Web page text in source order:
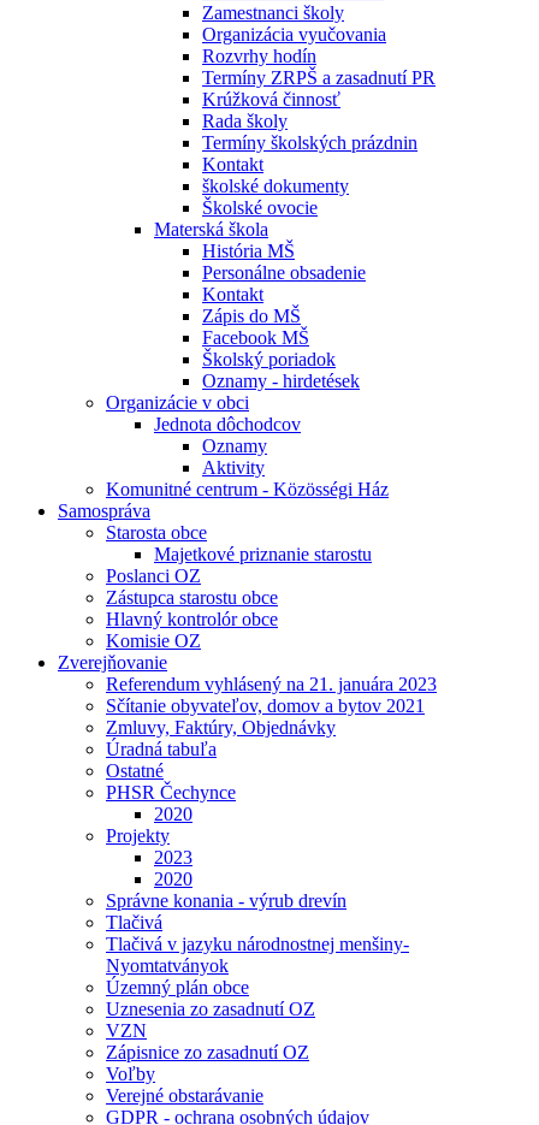
Zamestnanci školy
Organizácia vyučovania
Rozvrhy hodín
Termíny ZRPŠ a zasadnutí PR
Krúžková činnosť
Rada školy
Termíny školských prázdnin
Kontakt
školské dokumenty
Školské ovocie
Materská škola
História MŠ
Personálne obsadenie
Kontakt
Zápis do MŠ
Facebook MŠ
Školský poriadok
Oznamy - hirdetések
Organizácie v obci
Jednota dôchodcov
Oznamy
Aktivity
Komunitné centrum - Közösségi Ház
Samospráva
Starosta obce
Majetkové priznanie starostu
Poslanci OZ
Zástupca starostu obce
Hlavný kontrolór obce
Komisie OZ
Zverejňovanie
Referendum vyhlásený na 21. januára 2023
Sčítanie obyvateľov, domov a bytov 2021
Zmluvy, Faktúry, Objednávky
Úradná tabuľa
Ostatné
PHSR Čechynce
2020
Projekty
2023
2020
Správne konania - výrub drevín
Tlačivá
Tlačivá v jazyku národnostnej menšiny-
Nyomtatványok
Územný plán obce
Uznesenia zo zasadnutí OZ
VZN
Zápisnice zo zasadnutí OZ
Voľby
Verejné obstarávanie
GDPR - ochrana osobných údajov